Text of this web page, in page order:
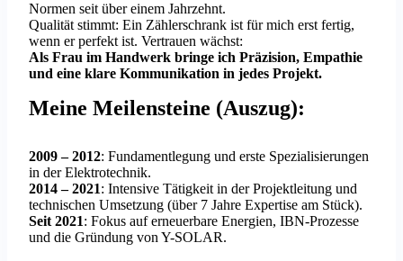
Normen seit über einem Jahrzehnt.
Qualität stimmt: Ein Zählerschrank ist für mich erst fertig,
wenn er perfekt ist. Vertrauen wächst:
Als Frau im Handwerk bringe ich Präzision, Empathie
und eine klare Kommunikation in jedes Projekt.
Meine Meilensteine (Auszug):
2009 – 2012: Fundamentlegung und erste Spezialisierungen
in der Elektrotechnik.
2014 – 2021: Intensive Tätigkeit in der Projektleitung und
technischen Umsetzung (über 7 Jahre Expertise am Stück).
Seit 2021: Fokus auf erneuerbare Energien, IBN-Prozesse
und die Gründung von Y-SOLAR.